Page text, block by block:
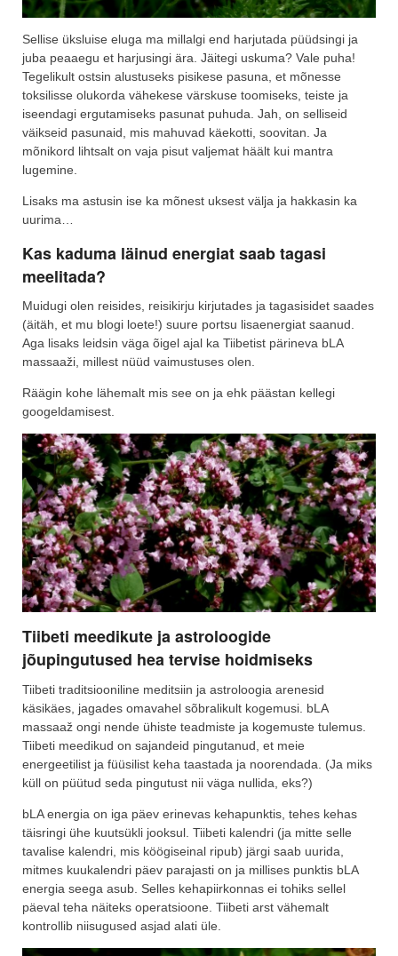
Sellise üksluise eluga ma millalgi end harjutada püüdsingi ja
juba peaaegu et harjusingi ära. Jäitegi uskuma? Vale puha!
Tegelikult ostsin alustuseks pisikese pasuna, et mõnesse
toksilisse olukorda vähekese värskuse toomiseks, teiste ja
iseendagi ergutamiseks pasunat puhuda. Jah, on selliseid
väikseid pasunaid, mis mahuvad käekotti, soovitan. Ja
mõnikord lihtsalt on vaja pisut valjemat häält kui mantra
lugemine.
Lisaks ma astusin ise ka mõnest uksest välja ja hakkasin ka
uurima…
Kas kaduma läinud energiat saab tagasi
meelitada?
Muidugi olen reisides, reisikirju kirjutades ja tagasisidet saades
(äitäh, et mu blogi loete!) suure portsu lisaenergiat saanud.
Aga lisaks leidsin väga õigel ajal ka Tiibetist pärineva bLA
massaaži, millest nüüd vaimustuses olen.
Räägin kohe lähemalt mis see on ja ehk päästan kellegi
googeldamisest.
Tiibeti meedikute ja astroloogide
jõupingutused hea tervise hoidmiseks
Tiibeti traditsiooniline meditsiin ja astroloogia arenesid
käsikäes, jagades omavahel sõbralikult kogemusi. bLA
massaaž ongi nende ühiste teadmiste ja kogemuste tulemus.
Tiibeti meedikud on sajandeid pingutanud, et meie
energeetilist ja füüsilist keha taastada ja noorendada. (Ja miks
küll on püütud seda pingutust nii väga nullida, eks?)
bLA energia on iga päev erinevas kehapunktis, tehes kehas
täisringi ühe kuutsükli jooksul. Tiibeti kalendri (ja mitte selle
tavalise kalendri, mis köögiseinal ripub) järgi saab uurida,
mitmes kuukalendri päev parajasti on ja millises punktis bLA
energia seega asub. Selles kehapiirkonnas ei tohiks sellel
päeval teha näiteks operatsioone. Tiibeti arst vähemalt
kontrollib niisugused asjad alati üle.